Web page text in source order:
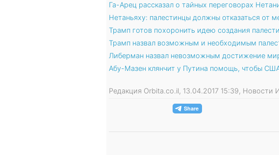
Га-Арец рассказал о тайных переговорах
Нетаньяху: палестинцы должны отказаться от
Трамп готов похоронить идею создания
Трамп назвал возможным и необходимым
Либерман назвал невозможным достижение
Абу-Мазен клянчит у Путина помощь, чтобы
Редакция Orbita.co.il, 13.04.2017 15:39, Новости